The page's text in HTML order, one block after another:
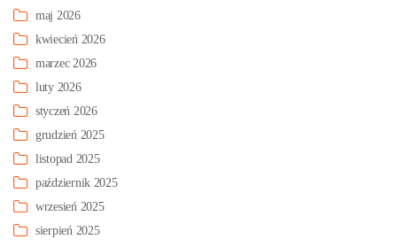
maj 2026
kwiecień 2026
marzec 2026
luty 2026
styczeń 2026
grudzień 2025
listopad 2025
październik 2025
wrzesień 2025
sierpień 2025